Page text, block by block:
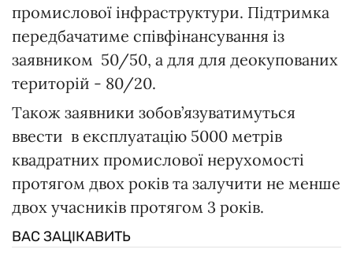
промислової інфраструктури. Підтримка
передбачатиме співфінансування із
заявником 50/50, а для для деокупованих
територій - 80/20.
Також заявники зобов’язуватимуться
ввести в експлуатацію 5000 метрів
квадратних промислової нерухомості
протягом двох років та залучити не менше
двох учасників протягом 3 років.
ВАС ЗАЦІКАВИТЬ